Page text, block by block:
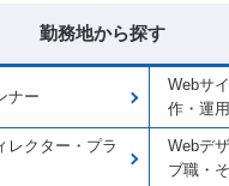
勤務地から探す
ナー
Webサ
作・運用
レクター・プラ
Webデ
ブ職・